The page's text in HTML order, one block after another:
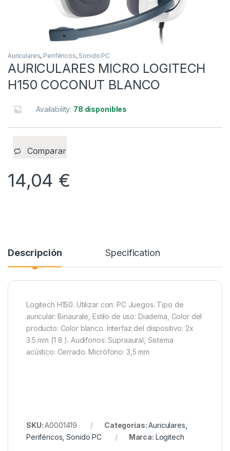
Auriculares, Periféricos, Sonido PC
AURICULARES MICRO LOGITECH
H150 COCONUT BLANCO
Availability: 78 disponibles
Comparar
14,04 €
Descripción Specification
Logitech H150. Utilizar con: PC Juegos. Tipo de
auricular: Binaurale, Estilo de uso: Diadema, Color del
producto: Color blanco. Interfaz del dispositivo: 2x
3.5 mm (1 8 ). Audifonos: Supraaural, Sistema
acústico: Cerrado. Micrófono: 3,5 mm
SKU:A0001419 Categorías:Auriculares
Periféricos ,Sonido PC Marca: Logitech